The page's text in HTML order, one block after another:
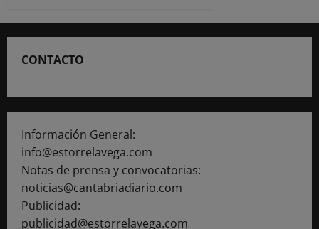
CONTACTO
Información General:
info@estorrelavega.com
Notas de prensa y convocatorias:
noticias@cantabriadiario.com
Publicidad:
publicidad@estorrelavega.com